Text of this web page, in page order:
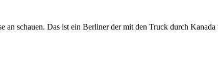
schauen. Das ist ein Berliner der mit den Truck durch